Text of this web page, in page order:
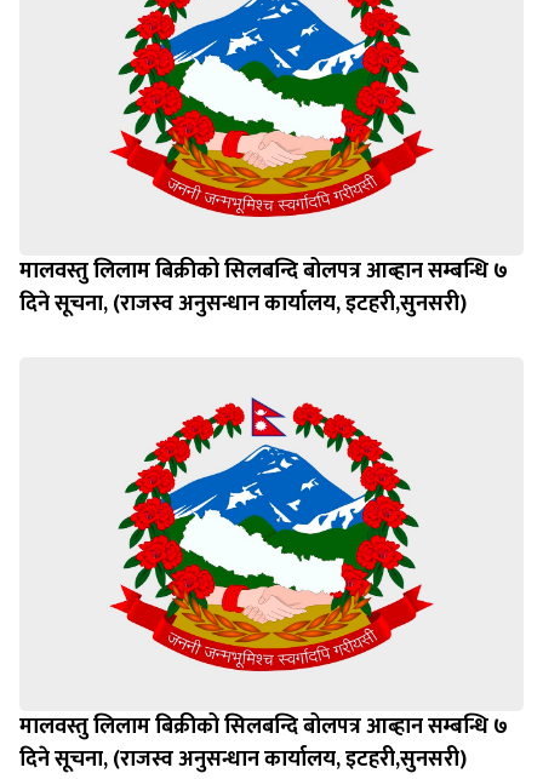
मालवस्तु लिलाम बिक्रीको सिलबन्दि बोलपत्र आब्हान सम्बन्धि ७
दिने सूचना, (राजस्व अनुसन्धान कार्यालय, इटहरी,सुनसरी)
मालवस्तु लिलाम बिक्रीको सिलबन्दि बोलपत्र आब्हान सम्बन्धि ७
दिने सूचना, (राजस्व अनुसन्धान कार्यालय, इटहरी,सुनसरी)